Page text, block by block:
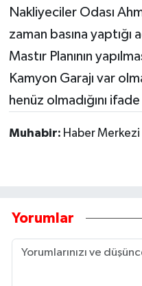
Nakliyeciler Odası
zaman basına yaptığı
Mastır Planının
Kamyon Garajı var
henüz olmadığını
Muhabir: Haber Merkezi
Yorumlar